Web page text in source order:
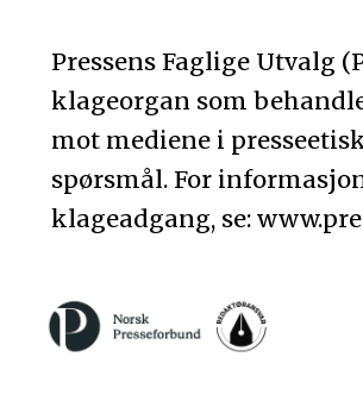
Pressens Faglige Utvalg
klageorgan som
mot mediene i
spørsmål. For
klageadgang, se: